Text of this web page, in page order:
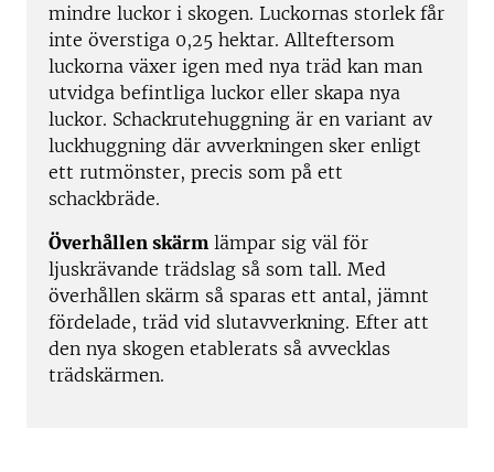
mindre luckor i skogen. Luckornas storlek får
inte överstiga 0,25 hektar. Allteftersom
luckorna växer igen med nya träd kan man
utvidga befintliga luckor eller skapa nya
luckor. Schackrutehuggning är en variant av
luckhuggning där avverkningen sker enligt
ett rutmönster, precis som på ett
schackbräde.
Överhållen skärm lämpar sig väl för
ljuskrävande trädslag så som tall. Med
överhållen skärm så sparas ett antal, jämnt
fördelade, träd vid slutavverkning. Efter att
den nya skogen etablerats så avvecklas
trädskärmen.